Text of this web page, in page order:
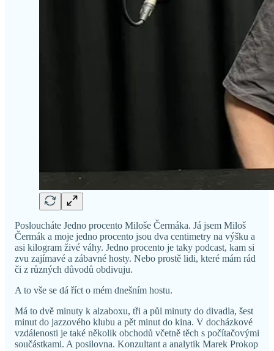
Posloucháte Jedno procento Miloše Čermáka. Já jsem Miloš
Čermák a moje jedno procento jsou dva centimetry na výšku a
asi kilogram živé váhy. Jedno procento je taky podcast, kam si
zvu zajímavé a zábavné hosty. Nebo prostě lidi, které mám rád
či z různých důvodů obdivuju.
A to vše se dá říct o mém dnešním hostu.
Má to dvě minuty k alzaboxu, tři a půl minuty do divadla, šest
minut do jazzového klubu a pět minut do kina. V docházkové
vzdálenosti je také několik obchodů včetně těch s počítačovými
součástkami. A posilovna. Konzultant a analytik Marek Prokop